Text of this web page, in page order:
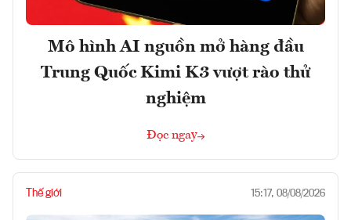
Mô hình AI nguồn mở hàng đầu
Trung Quốc Kimi K3 vượt rào thử
nghiệm
Đọc ngay
Thế giới 15:17, 08/08/2026